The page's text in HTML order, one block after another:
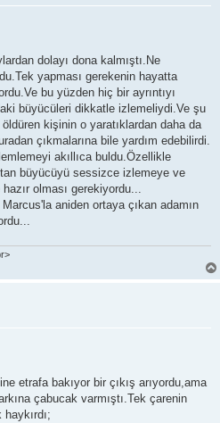
dolayı dona kalmıştı.Ne
yapması gerekenin hayatta
bu yüzden hiç bir ayrıntıyı
büyücüleri dikkatle izlemeliydi.Ve şu
kişinin o yaratıklardan daha da
çıkmalarına bile yardım edebilirdi.
akıllıca buldu.Özellikle
büyücüyü sessizce izlemeye ve
olması gerekiyordu...
aniden ortaya çıkan adamın
etrafa bakıyor bir çıkış arıyordu,ama
çabucak varmıştı.Tek çarenin